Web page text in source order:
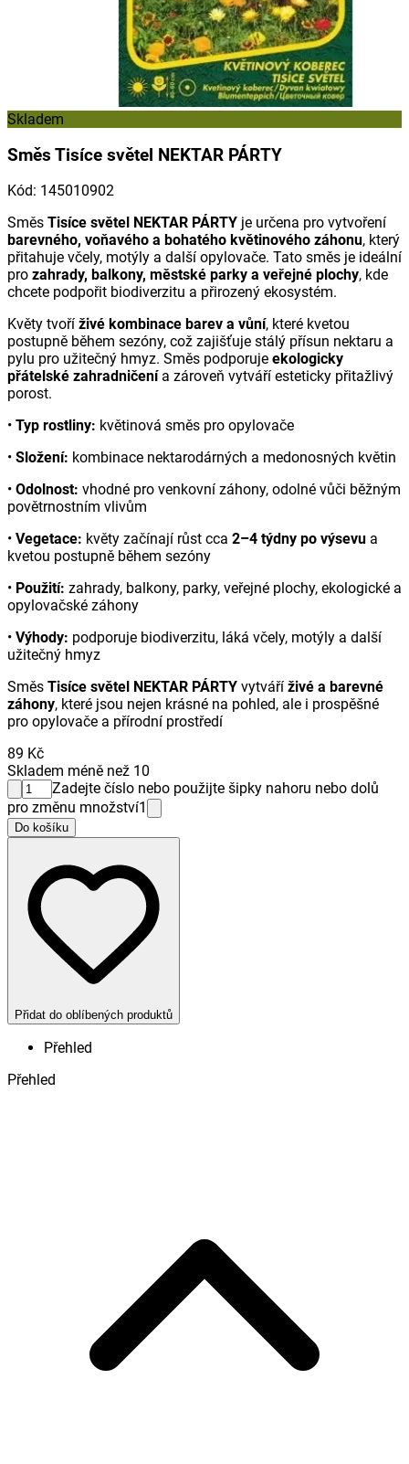
Skladem
Směs Tisíce světel NEKTAR PÁRTY
Kód: 145010902
Směs Tisíce světel NEKTAR PÁRTY je určena pro vytvoření
barevného, voňavého a bohatého květinového záhonu, který
přitahuje včely, motýly a další opylovače. Tato směs je ideální
pro zahrady, balkony, městské parky a veřejné plochy, kde
chcete podpořit biodiverzitu a přirozený ekosystém.
Květy tvoří živé kombinace barev a vůní, které kvetou
postupně během sezóny, což zajišťuje stálý přísun nektaru a
pylu pro užitečný hmyz. Směs podporuje ekologicky
přátelské zahradničenía zároveň vytváří esteticky přitažlivý
porost.
• Typ rostliny: květinová směs pro opylovače
• Složení: kombinace nektarodárných a medonosných květin
• Odolnost: vhodné pro venkovní záhony, odolné vůči běžným
povětrnostním vlivům
• Vegetace: květy začínají růst cca 2–4 týdny po výsevu a
kvetou postupně během sezóny
• Použití: zahrady, balkony, parky, veřejné plochy, ekologické a
opylovačské záhony
• Výhody: podporuje biodiverzitu, láká včely, motýly a další
užitečný hmyz
Směs Tisíce světel NEKTAR PÁRTY vytváří živé a barevné
záhony, které jsou nejen krásné na pohled, ale i prospěšné
pro opylovače a přírodní prostředí
89 Kč
Skladem méně než 10
Zadejte číslo nebo použijte šipky nahoru nebo dolů
pro změnu množství1
Do košíku
Přidat do oblíbených produktů
Přehled
Přehled